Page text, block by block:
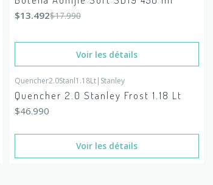
En rupture de stock
$13.492$17.990
Voir les détails
Quencher2.0Stanl1.18Lt| Stanley
Quencher 2.0 Stanley Frost 1.18 Lt
$46.990
Voir les détails